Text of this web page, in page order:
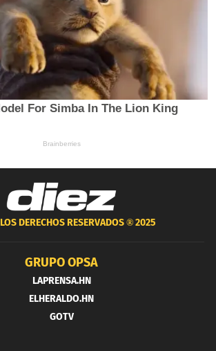
DERECHOS RESERVADOS ®2025
GRUPO OPSA
LAPRENSA.HN
ELHERALDO.HN
GOTV